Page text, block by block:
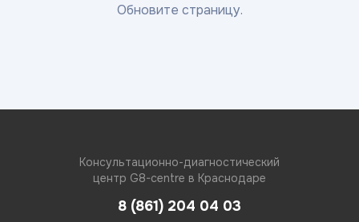
Обновите страницу.
Консультационно-диагностический
центр G8-centre в Краснодаре
8 (861) 204 04 03